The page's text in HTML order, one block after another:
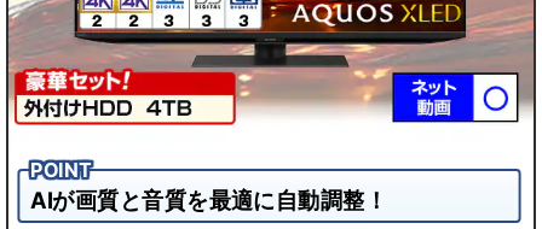
テレビ+録画用HDD
テレビ+サウンドバー
テレビ+サウンドバー
AIが画質と音質を最適に自動調整！